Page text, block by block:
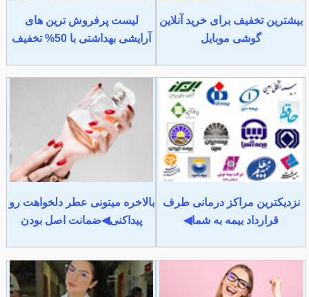
بیشترین تخفیف برای خرید آنلاین
گوشی موبایل
لیست پرفروش ترین های
آرایشی بهداشتی با 50% تخفیف
نزدیکترین مراکز درمانی طرف
قرارداد بیمه به شما◀
بالاخره میتونی عطر دلخواهت رو
پیداکنی◀ضمانت اصل بودن